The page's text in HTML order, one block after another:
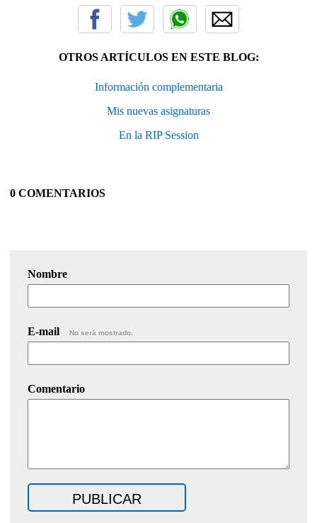
OTROS ARTÍCULOS EN ESTE BLOG:
Información complementaria
Mis nuevas asignaturas
En la RIP Session
0 COMENTARIOS
Nombre
E-mail No será mostrado.
Comentario